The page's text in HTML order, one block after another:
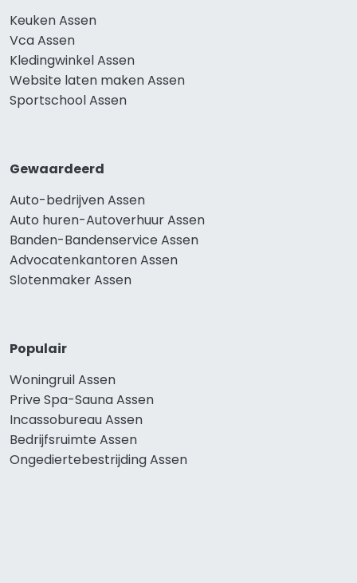
Keuken Assen
Vca Assen
Kledingwinkel Assen
Website laten maken Assen
Sportschool Assen
Gewaardeerd
Auto-bedrijven Assen
Auto huren-Autoverhuur Assen
Banden-Bandenservice Assen
Advocatenkantoren Assen
Slotenmaker Assen
Populair
Woningruil Assen
Prive Spa-Sauna Assen
Incassobureau Assen
Bedrijfsruimte Assen
Ongediertebestrijding Assen